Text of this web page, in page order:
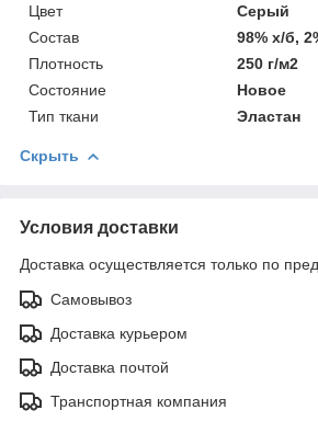
Цвет
Серый
Состав
98% х/б,
Плотность
250 г/м2
Состояние
Новое
Тип ткани
Эластан
Скрыть
Условия доставки
Доставка осуществляется только по
Самовывоз
Доставка курьером
Доставка почтой
Транспортная компания